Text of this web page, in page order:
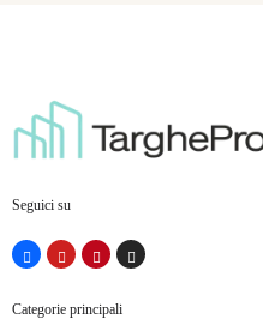
Seguici su
Categorie principali